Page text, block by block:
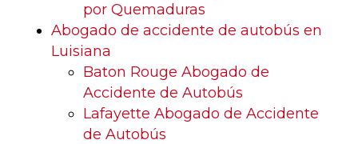
por Quemaduras
Abogado de accidente de autobús en
Luisiana
Baton Rouge Abogado de
Accidente de Autobús
Lafayette Abogado de Accidente
de Autobús